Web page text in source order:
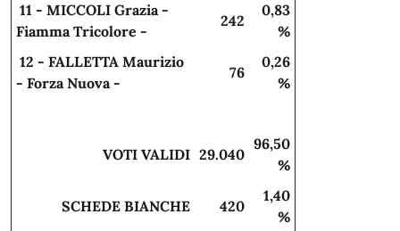
11 - MICCOLI Grazia -
Fiamma Tricolore -
242
0,83
%
12 - FALLETTA Maurizio
- Forza Nuova -
76
0,26
%
VOTI VALIDI 29.040
96,50
%
SCHEDE BIANCHE 420
1,40
%